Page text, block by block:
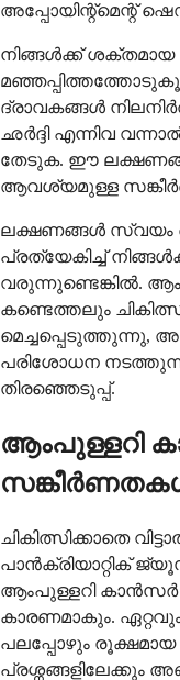
അപ്പോയിന്റ്മെന്റ്
നിങ്ങൾക്ക്
ദ്രാവകങ്ങൾ
ഛർദ്ദി എന്നിവ
തേടുക. ഈ
ആവശ്യമുള്ള
ലക്ഷണങ്ങൾ സ്വയം
പ്രത്യേകിച്ച്
വരുന്നുണ്ടെങ്കിൽ.
കണ്ടെത്തലും
മെച്ചപ്പെടുത്തുന്നു,
പരിശോധന
തിരഞ്ഞെടുപ്പ്.
ആംപുള്ളറി
ചികിത്സിക്കാതെ
പാൻക്രിയാറ്റിക്
ആംപുള്ളറി
കാരണമാകും.
പലപ്പോഴും
പ്രശ്നങ്ങളിലേക്കും